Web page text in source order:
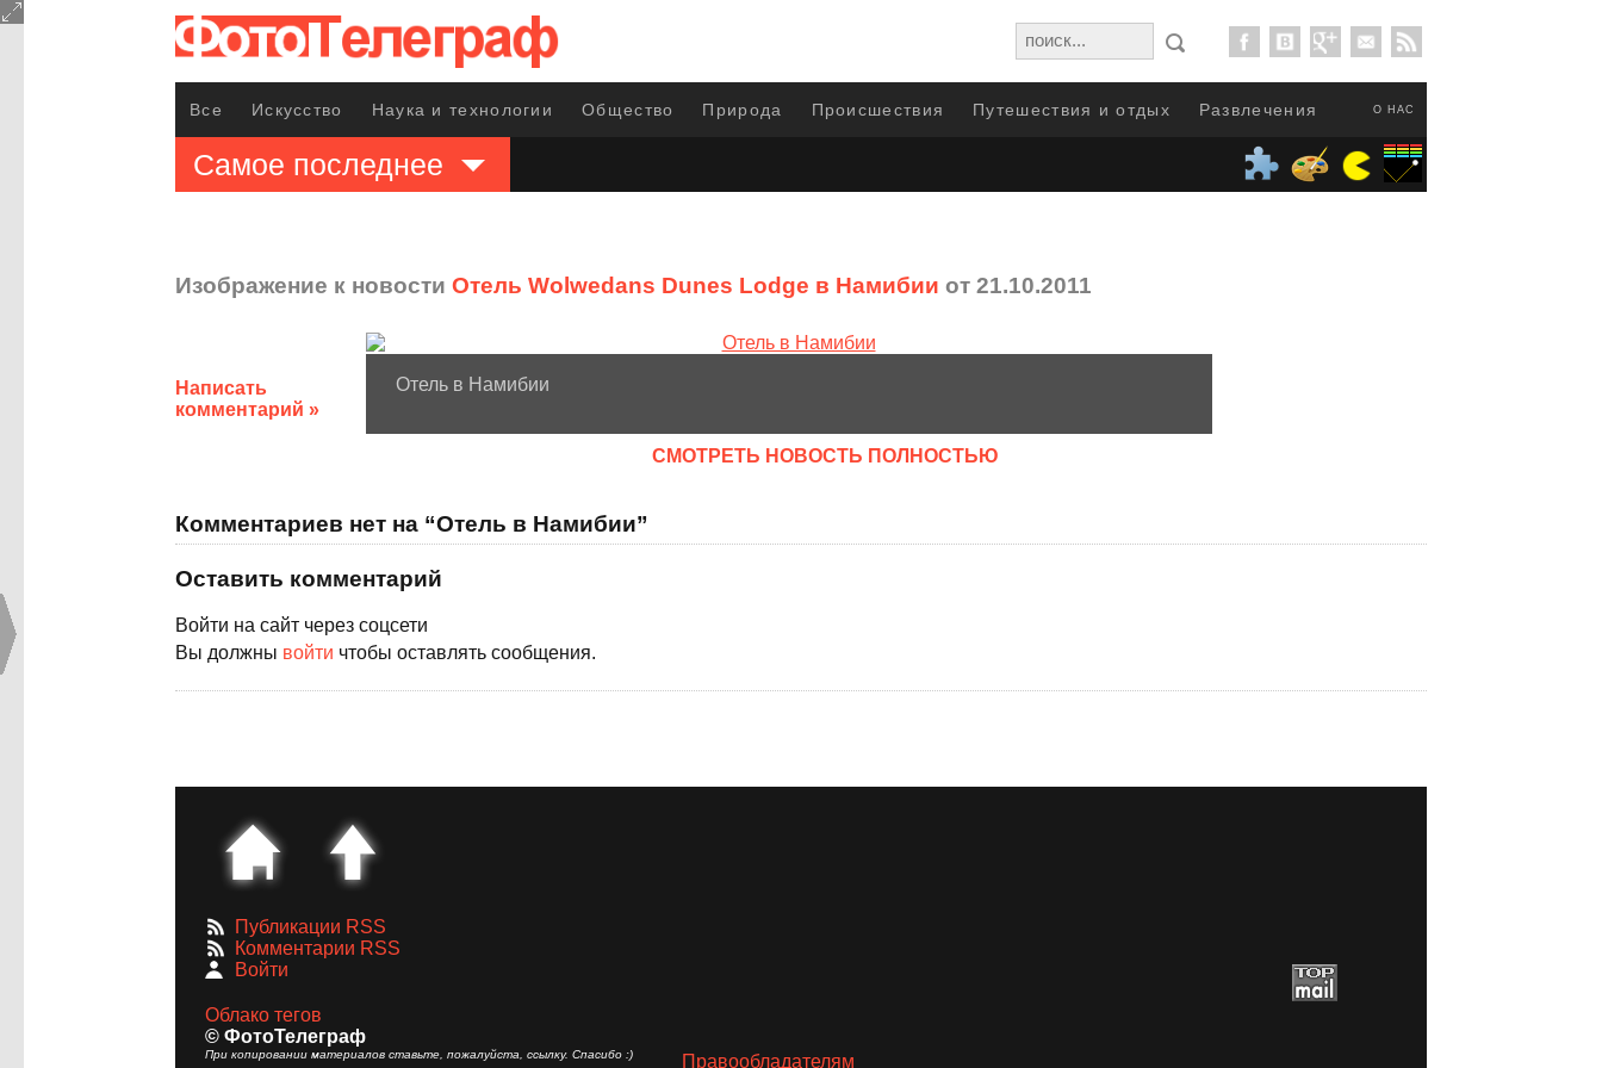
О НАС
Все Искусство Наука и технологии Общество Природа Происшествия Путешествия и отдых Развлечения
Самое последнее
Изображение к новости Отель Wolwedans Dunes Lodge в Намибии от 21.10.2011
Написать
комментарий »
Отель в Намибии
CМОТРЕТЬ НОВОСТЬ ПОЛНОСТЬЮ
Комментариев нет на “Отель в Намибии”
Оставить комментарий
Войти на сайт через соцсети
Вы должны войти чтобы оставлять сообщения.
Публикации RSS
Комментарии RSS
Войти
Облако тегов
© ФотоТелеграф
При копировании материалов ставьте, пожалуйста, ссылку. Спасибо :) Правообладателям